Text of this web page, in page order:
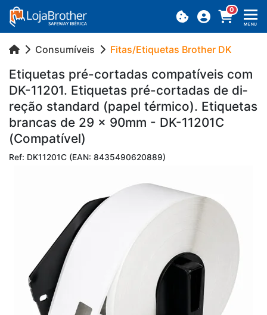
0
MENU
Consumíveis Fitas/Etiquetas Brother DK
Eti­quetas pré-cor­tadas com­pa­tí­veis com
DK-11201. Eti­quetas pré-cor­tadas de di­
reção stan­dard (papel tér­mico). Eti­quetas
brancas de 29 x 90mm - DK-11201C
(Com­pa­tível)
Ref: DK11201C (EAN: 8435490620889)
Previous